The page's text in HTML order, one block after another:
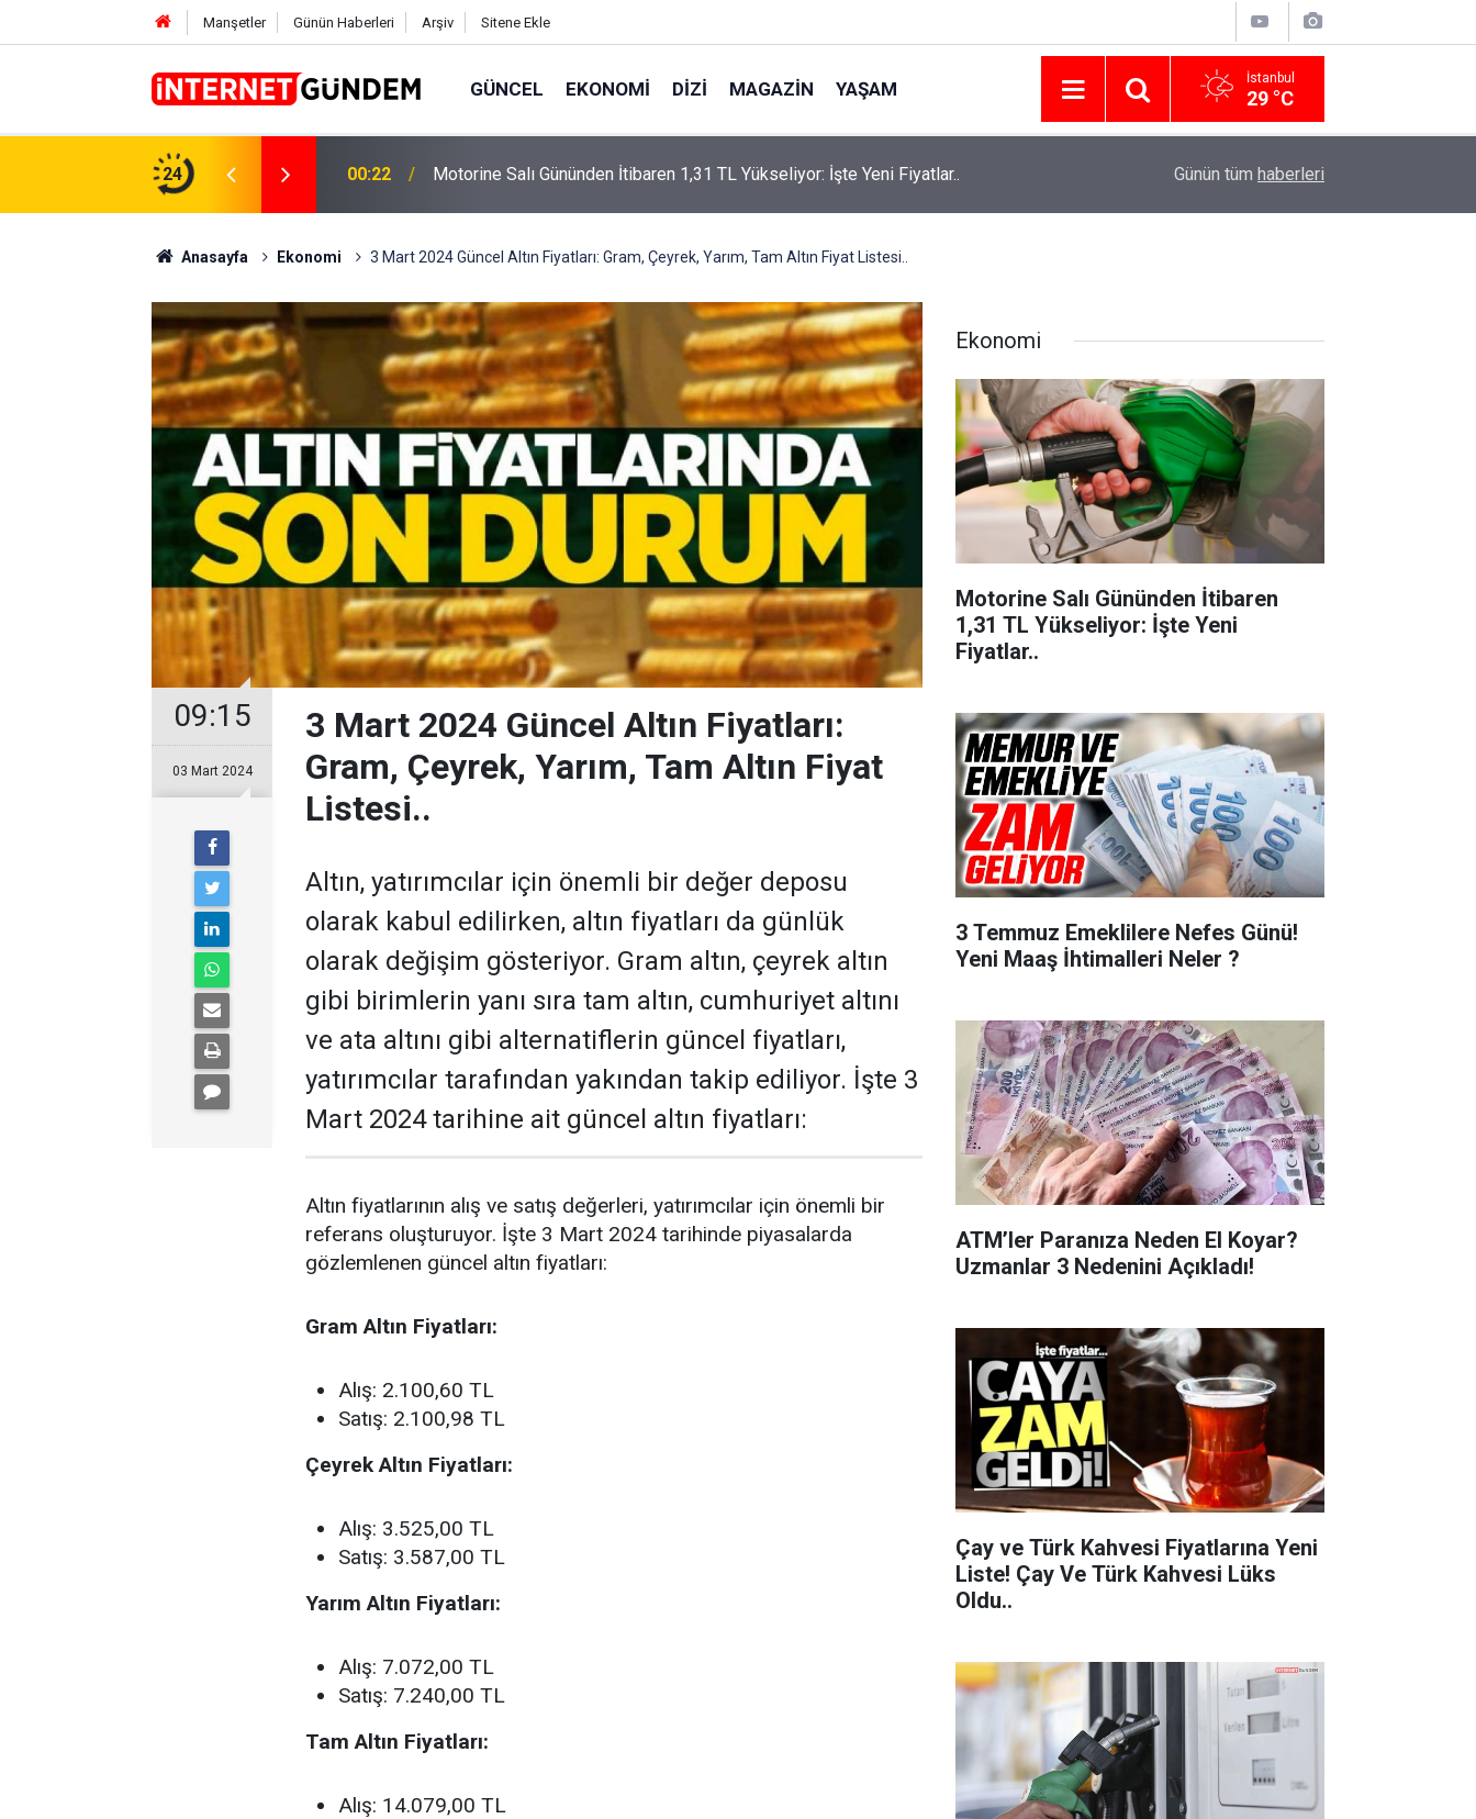
Manşetler Günün Haberleri Arşiv Sitene Ekle
GÜNCEL EKONOMI DIZI MAGAZIN YAŞAM İstanbul
29 °C
24
TL Yükseliyor: İşte Yeni Fiyatlar.. 15:58
Neşet Ertaş’a “Bozkırın Tezenesi” Lakabını Kim Verdi? Beyaz’la Joker
Sorusunun Cevabı Merak Edildi
Günün tüm haberleri
Anasayfa Ekonomi 3 Mart 2024 Güncel Altın Fiyatları: Gram, Çeyrek, Yarım, Tam Altın Fiyat Listesi..
09:15
03 Mart 2024
3 Mart 2024 Güncel Altın Fiyatları:
Gram, Çeyrek, Yarım, Tam Altın Fiyat
Listesi..
Altın, yatırımcılar için önemli bir değer deposu
olarak kabul edilirken, altın fiyatları da günlük
olarak değişim gösteriyor. Gram altın, çeyrek altın
gibi birimlerin yanı sıra tam altın, cumhuriyet altını
ve ata altını gibi alternatiflerin güncel fiyatları,
yatırımcılar tarafından yakından takip ediliyor. İşte 3
Mart 2024 tarihine ait güncel altın fiyatları:
Altın fiyatlarının alış ve satış değerleri, yatırımcılar için önemli bir
referans oluşturuyor. İşte 3 Mart 2024 tarihinde piyasalarda
gözlemlenen güncel altın fiyatları:
Gram Altın Fiyatları:
Alış: 2.100,60 TL
Satış: 2.100,98 TL
Çeyrek Altın Fiyatları:
Alış: 3.525,00 TL
Satış: 3.587,00 TL
Yarım Altın Fiyatları:
Alış: 7.072,00 TL
Satış: 7.240,00 TL
Tam Altın Fiyatları:
Alış: 14.079,00 TL
Ekonomi
Motorine Salı Gününden İtibaren
1,31 TL Yükseliyor: İşte Yeni
Fiyatlar..
3 Temmuz Emeklilere Nefes Günü!
Yeni Maaş İhtimalleri Neler ?
ATM’ler Paranıza Neden El Koyar?
Uzmanlar 3 Nedenini Açıkladı!
Çay ve Türk Kahvesi Fiyatlarına Yeni
Liste! Çay Ve Türk Kahvesi Lüks
Oldu..